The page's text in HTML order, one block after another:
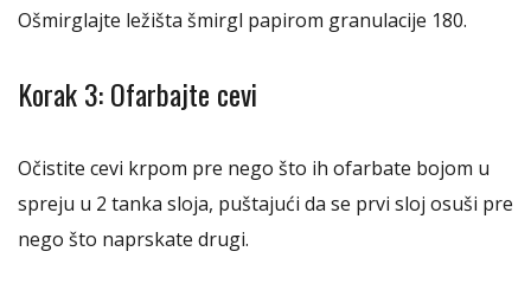
Ošmirglajte ležišta šmirgl papirom granulacije 180.
Korak 3: Ofarbajte cevi
Očistite cevi krpom pre nego što ih ofarbate bojom u
spreju u 2 tanka sloja, puštajući da se prvi sloj osuši pre
nego što naprskate drugi.